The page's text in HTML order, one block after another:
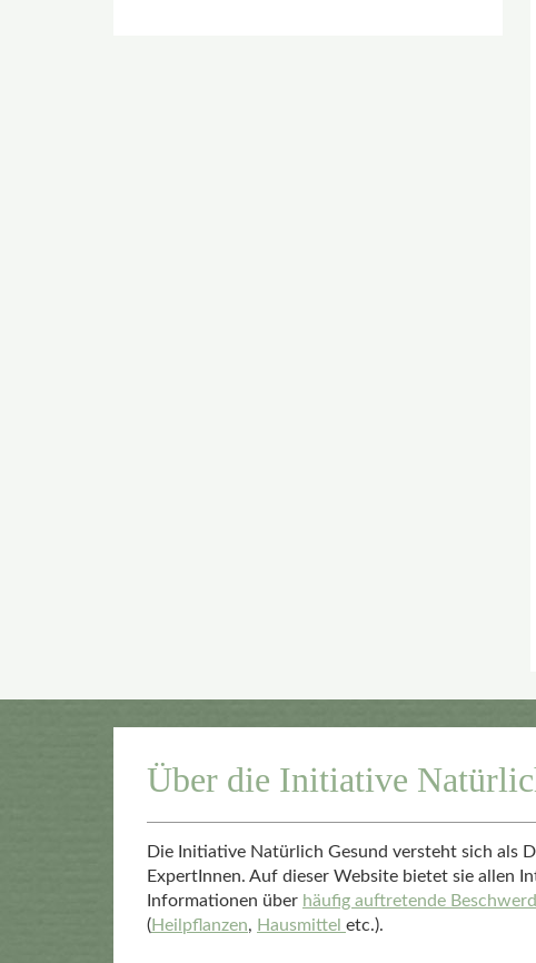
Über die Initiative
Die Initiative Natürlich Gesund versteht sich als
ExpertInnen. Auf dieser Website bietet sie allen
Informationen über häufig auftretende
(Heilpflanzen, Hausmittel etc.).